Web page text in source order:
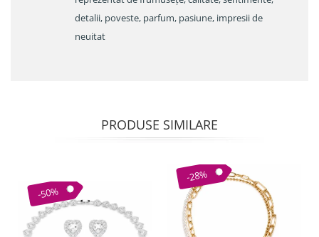
detalii, poveste, parfum, pasiune, impresii de
neuitat
PRODUSE SIMILARE
-50%
-28%